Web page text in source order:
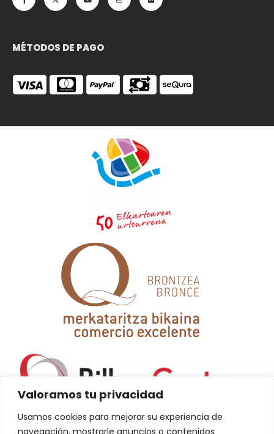
Valoramos tu privacidad
Usamos cookies para mejorar su experiencia de
navegación, mostrarle anuncios o contenidos
MÉTODOS DE PAGO